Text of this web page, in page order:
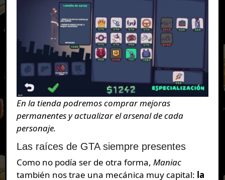
En la tienda podremos comprar mejoras
permanentes y actualizar el arsenal de cada
personaje.
Las raíces de GTA siempre presentes
Como no podía ser de otra forma, Maniac
también nos trae una mecánica muy capital: la